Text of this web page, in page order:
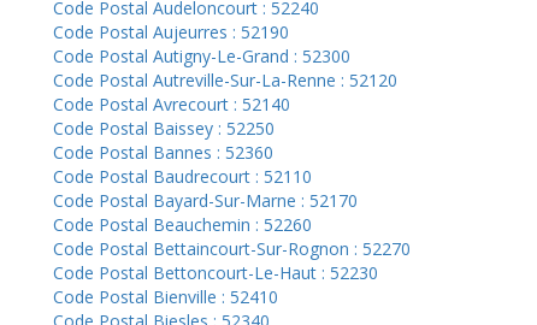
Code Postal Audeloncourt : 52240
Code Postal Aujeurres : 52190
Code Postal Autigny-Le-Grand : 52300
Code Postal Autreville-Sur-La-Renne : 52120
Code Postal Avrecourt : 52140
Code Postal Baissey : 52250
Code Postal Bannes : 52360
Code Postal Baudrecourt : 52110
Code Postal Bayard-Sur-Marne : 52170
Code Postal Beauchemin : 52260
Code Postal Bettaincourt-Sur-Rognon : 52270
Code Postal Bettoncourt-Le-Haut : 52230
Code Postal Bienville : 52410